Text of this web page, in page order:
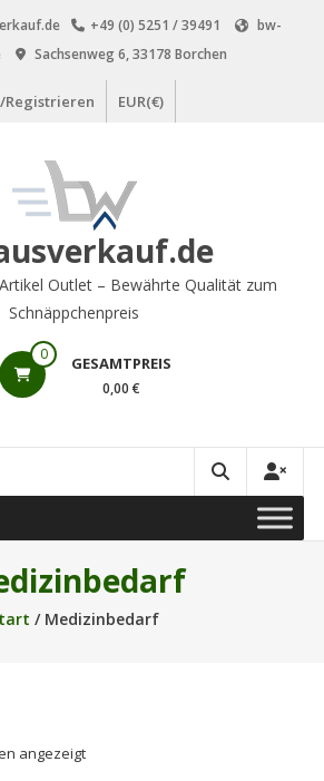
+49 (0) 5251 / 39491
bw-
Sachsenweg 6, 33178 Borchen
Registrieren EUR(€)
Outlet – Bewährte Qualität zum
Schnäppchenpreis
0 GESAMTPREIS
0,00 €
/ Medizinbedarf
angezeigt